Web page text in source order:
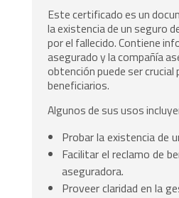
Este certificado es un
la existencia de un seguro
por el fallecido. Contiene
asegurado y la compañía
obtención puede ser crucial
beneficiarios.
Algunos de sus usos
Probar la existencia de
Facilitar el reclamo de
aseguradora.
Proveer claridad en la